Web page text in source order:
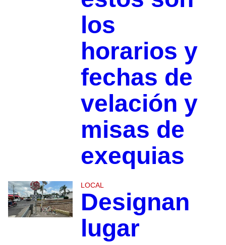
los
horarios y
fechas de
velación y
misas de
exequias
LOCAL
Designan
lugar